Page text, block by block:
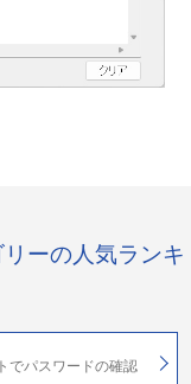
ーの人気ランキ
でパスワードの確認